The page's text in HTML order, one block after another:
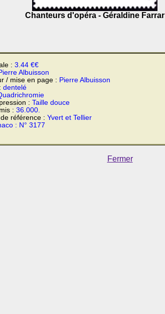
Chanteurs d'opéra - Géraldine Farrar
: 3.44 €€
Albuisson
/ mise en page : Pierre Albuisson
dentelé
: Taille douce
: 36.000.
référence : Yvert et Tellier
: N° 3177
Fermer